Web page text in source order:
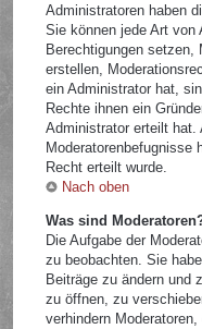
Administratoren haben
Sie können jede Art von
Berechtigungen setzen,
erstellen,
ein Administrator hat,
Rechte ihnen ein
Administrator erteilt hat.
Moderatorenbefugnisse
Recht erteilt wurde.
Nach oben
Was sind
Die Aufgabe der
zu beobachten. Sie
Beiträge zu ändern und
zu öffnen, zu
verhindern